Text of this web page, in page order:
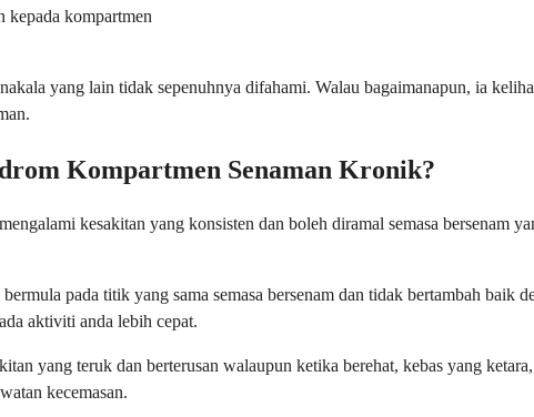
kompartmen
yang lain tidak sepenuhnya difahami. Walau bagaimanapun, ia
Kompartmen Senaman Kronik?
kesakitan yang konsisten dan boleh diramal semasa bersenam
pada titik yang sama semasa bersenam dan tidak bertambah baik
aktiviti anda lebih cepat.
yang teruk dan berterusan walaupun ketika berehat, kebas yang
kecemasan.